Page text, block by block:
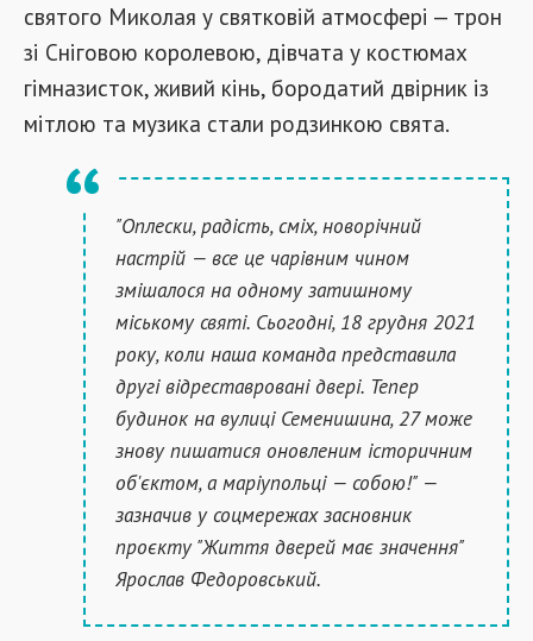
святого Миколая у святковій атмосфері — трон
зі Сніговою королевою, дівчата у костюмах
гімназисток, живий кінь, бородатий двірник із
мітлою та музика стали родзинкою свята.
"Оплески, радість, сміх, новорічний
настрій — все це чарівним чином
змішалося на одному затишному
міському святі. Сьогодні, 18 грудня 2021
року, коли наша команда представила
другі відреставровані двері. Тепер
будинок на вулиці Семенишина, 27 може
знову пишатися оновленим історичним
об'єктом, а маріупольці — собою!" —
зазначив у соцмережах засновник
проєкту "Життя дверей має значення"
Ярослав Федоровський.